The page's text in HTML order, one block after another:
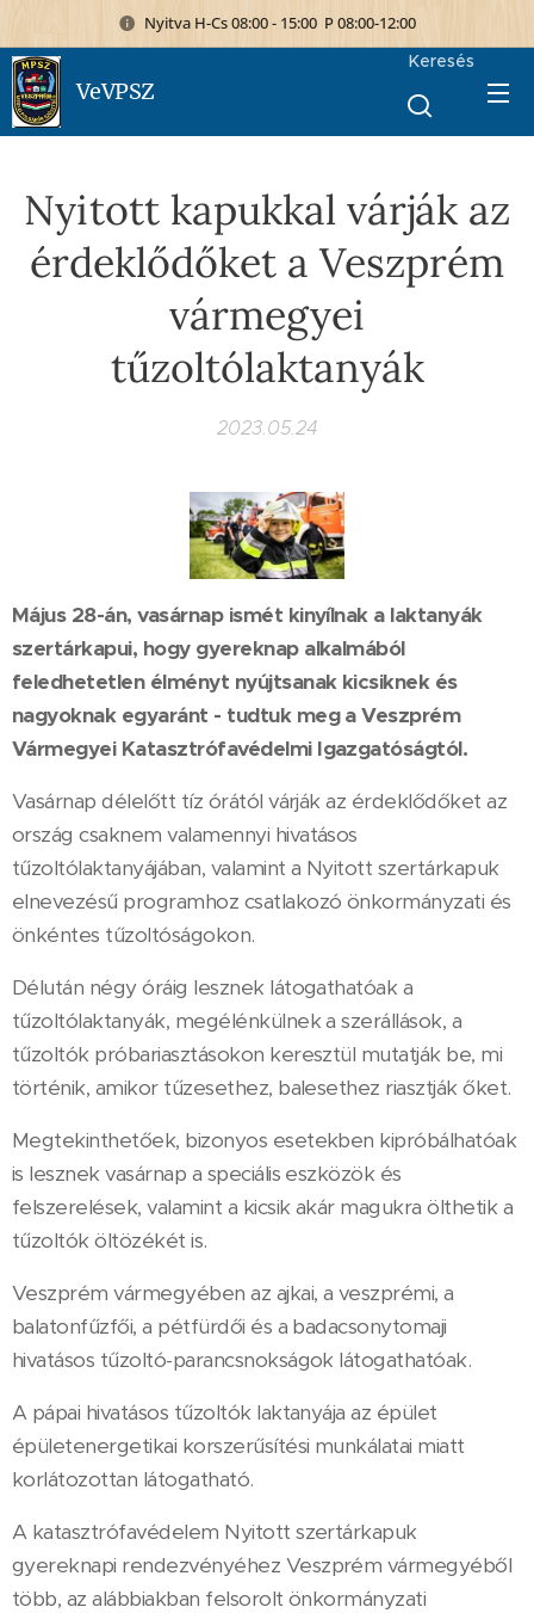
Nyitva H-Cs 08:00 - 15:00 P 08:00-12:00
VeVPSZ
Keresés
Nyitott kapukkal várják az
érdeklődőket a Veszprém
vármegyei
tűzoltólaktanyák
2023.05.24
Május 28-án, vasárnap ismét kinyílnak a laktanyák
szertárkapui, hogy gyereknap alkalmából
feledhetetlen élményt nyújtsanak kicsiknek és
nagyoknak egyaránt - tudtuk meg a Veszprém
Vármegyei Katasztrófavédelmi Igazgatóságtól.
Vasárnap délelőtt tíz órától várják az érdeklődőket az
ország csaknem valamennyi hivatásos
tűzoltólaktanyájában, valamint a Nyitott szertárkapuk
elnevezésű programhoz csatlakozó önkormányzati és
önkéntes tűzoltóságokon.
Délután négy óráig lesznek látogathatóak a
tűzoltólaktanyák, megélénkülnek a szerállások, a
tűzoltók próbariasztásokon keresztül mutatják be, mi
történik, amikor tűzesethez, balesethez riasztják őket.
Megtekinthetőek, bizonyos esetekben kipróbálhatóak
is lesznek vasárnap a speciális eszközök és
felszerelések, valamint a kicsik akár magukra ölthetik a
tűzoltók öltözékét is.
Veszprém vármegyében az ajkai, a veszprémi, a
balatonfűzfői, a pétfürdői és a badacsonytomaji
hivatásos tűzoltó-parancsnokságok látogathatóak.
A pápai hivatásos tűzoltók laktanyája az épület
épületenergetikai korszerűsítési munkálatai miatt
korlátozottan látogatható.
A katasztrófavédelem Nyitott szertárkapuk
gyereknapi rendezvényéhez Veszprém vármegyéből
több, az alábbiakban felsorolt önkormányzati